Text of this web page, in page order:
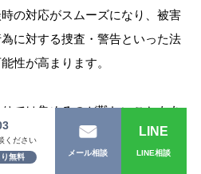
の対応がスムーズになり、被害
に対する捜査・警告といった法
性が高まります。
では集めるのが難しいこともあ
、かえって自身が危険な状況に
。
ください
無料
メール相談
LINE
LINE相談